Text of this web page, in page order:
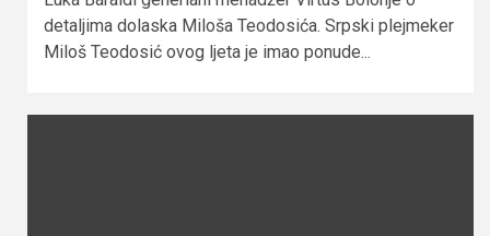
detaljima dolaska Miloša Teodosića. Srpski plejmeker
Miloš Teodosić ovog ljeta je imao ponude...